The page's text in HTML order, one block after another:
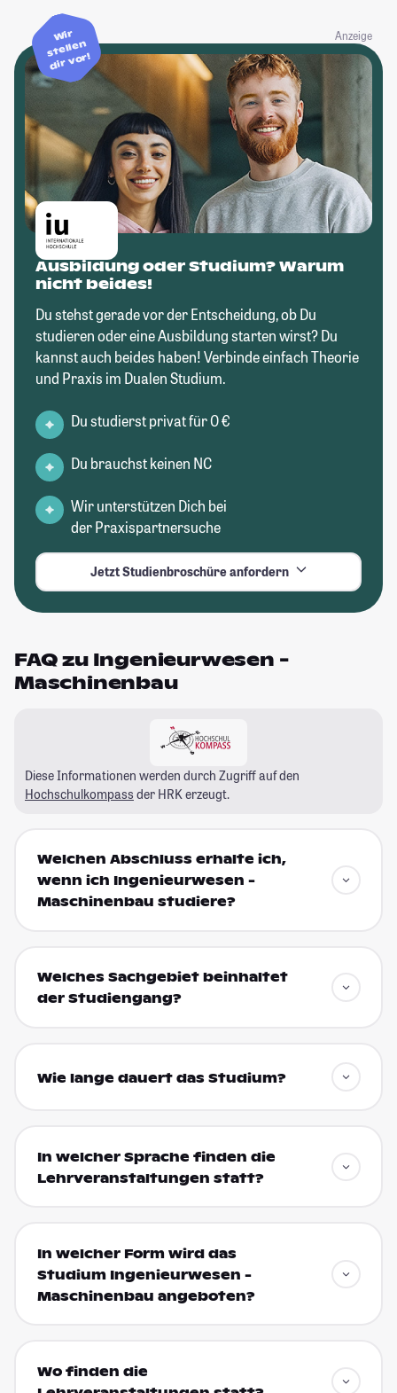
Anzeige
Wir
stellen
dir vor!
Ausbildung oder Studium? Warum
nicht beides!
Du stehst gerade vor der Entscheidung, ob Du
studieren oder eine Ausbildung starten wirst? Du
kannst auch beides haben! Verbinde einfach Theorie
und Praxis im Dualen Studium.
Du studierst privat für 0 €
Du brauchst keinen NC
Wir unterstützen Dich bei
der Praxispartnersuche
Jetzt Studienbroschüre anfordern
FAQ zu Ingenieurwesen -
Maschinenbau
Diese Informationen werden durch Zugriff auf den
Hochschulkompass der HRK erzeugt.
Welchen Abschluss erhalte ich,
wenn ich Ingenieurwesen -
Maschinenbau studiere?
Welches Sachgebiet beinhaltet
der Studiengang?
Wie lange dauert das Studium?
In welcher Sprache finden die
Lehrveranstaltungen statt?
In welcher Form wird das
Studium Ingenieurwesen -
Maschinenbau angeboten?
Wo finden die